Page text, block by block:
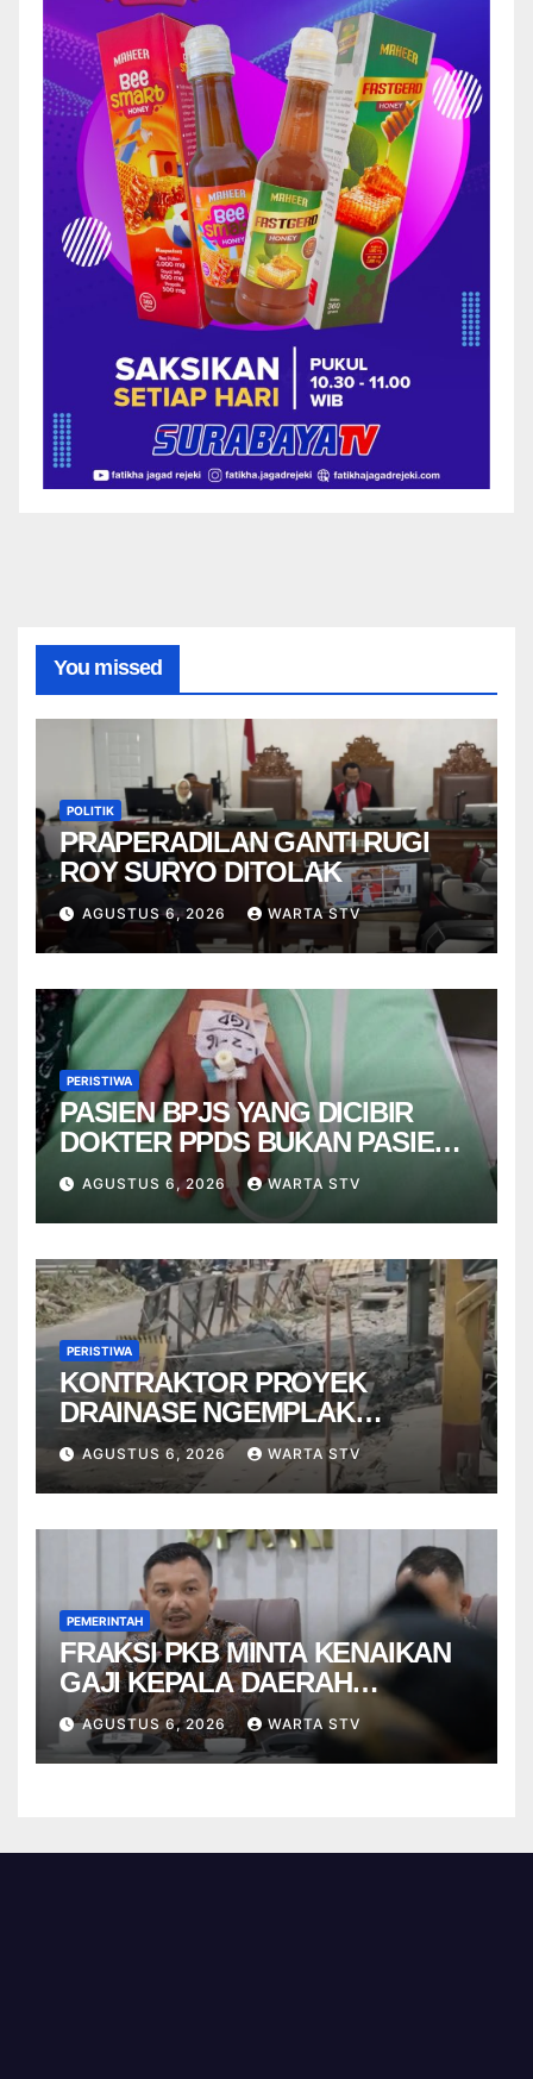
You missed
POLITIK
PRAPERADILAN GANTI RUGI
ROY SURYO DITOLAK
AGUSTUS 6, 2026 WARTA STV
PERISTIWA
PASIEN BPJS YANG DICIBIR
DOKTER PPDS BUKAN PASIEN
RSUP DR. SARDJITO
AGUSTUS 6, 2026 WARTA STV
PERISTIWA
KONTRAKTOR PROYEK
DRAINASE NGEMPLAK
DISANKSI USAI WARGA
TERPELESET
AGUSTUS 6, 2026 WARTA STV
PEMERINTAH
FRAKSI PKB MINTA KENAIKAN
GAJI KEPALA DAERAH
BERBASIS KINERJA
AGUSTUS 6, 2026 WARTA STV